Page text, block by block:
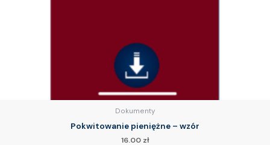
Dokumenty
Pokwitowanie pieniężne – wzór
16.00 zł